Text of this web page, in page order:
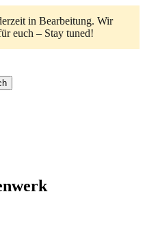
in Bearbeitung. Wir
euch – Stay tuned!